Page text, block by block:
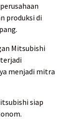
produksi di
Mitsubishi
menjadi mitra
siap